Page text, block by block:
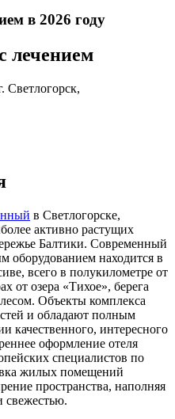
в 2026 году
лечением
Светлогорск,
в Светлогорске,
активно растущих
Балтики. Современный
оборудованием находится в
всего в полукилометре от
от озера «Тихое», берега
Объекты комплекса
и обладают полным
качественного, интересного
оформление отеля
специалистов по
жилых помещений
пространства, наполняя
свежестью.